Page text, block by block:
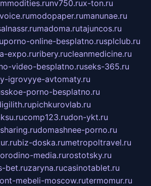
nv750.rux-ton.ru
modopaper.rumanunae.ru
madoma.rutajuncos.ru
porno-online-besplatno.rusplclub.ru
expo.ruribery.rucleanmedicine.ru
video-besplatno.ruseks-365.ru
igrovyye-avtomaty.ru
porno-besplatno.ru
pichkurovlab.ru
comp123.rudon-ykt.ru
domashnee-porno.ru
biz-doska.rumetropoltravel.ru
media.rurostotsky.ru
bet.ruzaryna.rucasinotablet.ru
mebeli-moscow.rutermomur.ru